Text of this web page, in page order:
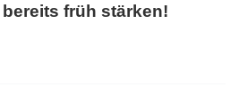
früh stärken!